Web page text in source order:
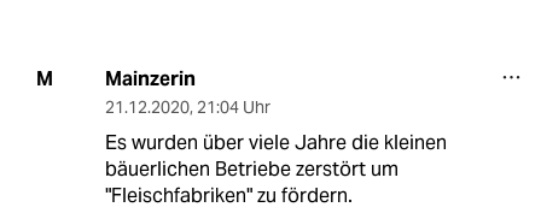
M Mainzerin
21.12.2020, 21:04 Uhr
Es wurden über viele Jahre die kleinen
bäuerlichen Betriebe zerstört um
"Fleischfabriken" zu fördern.